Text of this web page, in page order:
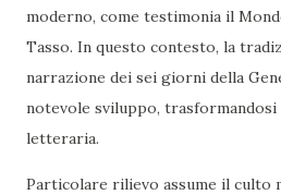
moderno, come testimonia il
Tasso. In questo contesto, la
narrazione dei sei giorni della
notevole sviluppo, trasformandosi
letteraria.
Particolare rilievo assume il culto